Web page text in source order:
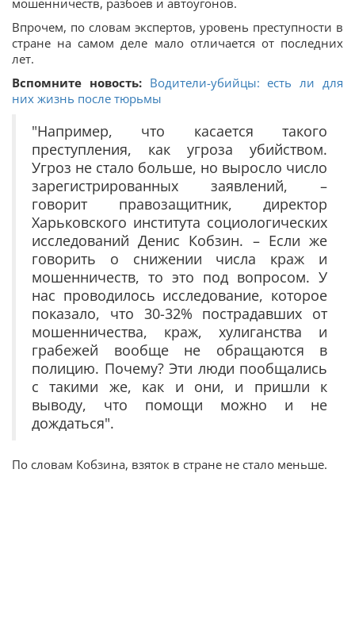
мошенничеств, разбоев и автоугонов.
Впрочем, по словам экспертов, уровень преступности в
стране на самом деле мало отличается от последних
лет.
Вспомните новость: Водители-убийцы: есть ли для
них жизнь после тюрьмы
"Например, что касается такого
преступления, как угроза убийством.
Угроз не стало больше, но выросло число
зарегистрированных заявлений, –
говорит правозащитник, директор
Харьковского института социологических
исследований Денис Кобзин. – Если же
говорить о снижении числа краж и
мошенничеств, то это под вопросом. У
нас проводилось исследование, которое
показало, что 30-32% пострадавших от
мошенничества, краж, хулиганства и
грабежей вообще не обращаются в
полицию. Почему? Эти люди пообщались
с такими же, как и они, и пришли к
выводу, что помощи можно и не
дождаться".
По словам Кобзина, взяток в стране не стало меньше.